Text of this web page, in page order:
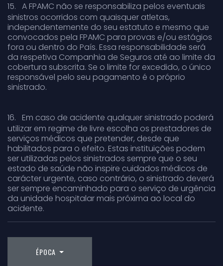
15. A FPAMC não se responsabiliza pelos eventuais
sinistros ocorridos com quaisquer atletas,
independentemente do seu estatuto e mesmo que
convocados pela FPAMC para provas e/ou estágios
fora ou dentro do País. Essa responsabilidade será
da respetiva Companhia de Seguros até ao limite da
cobertura subscrita. Se o limite for excedido, o único
responsável pelo seu pagamento é o próprio
sinistrado.
16.
Em caso de acidente qualquer sinistrado poderá
utilizar em regime de livre escolha os prestadores de
serviços médicos que pretender, desde que
habilitados para o efeito. Estas instituições podem
ser utilizadas pelos sinistrados sempre que o seu
estado de saúde não inspire cuidados médicos de
carácter urgente, caso contrário, o sinistrado deverá
ser sempre encaminhado para o serviço de urgência
da unidade hospitalar mais próxima ao local do
acidente.
ÉPOCA